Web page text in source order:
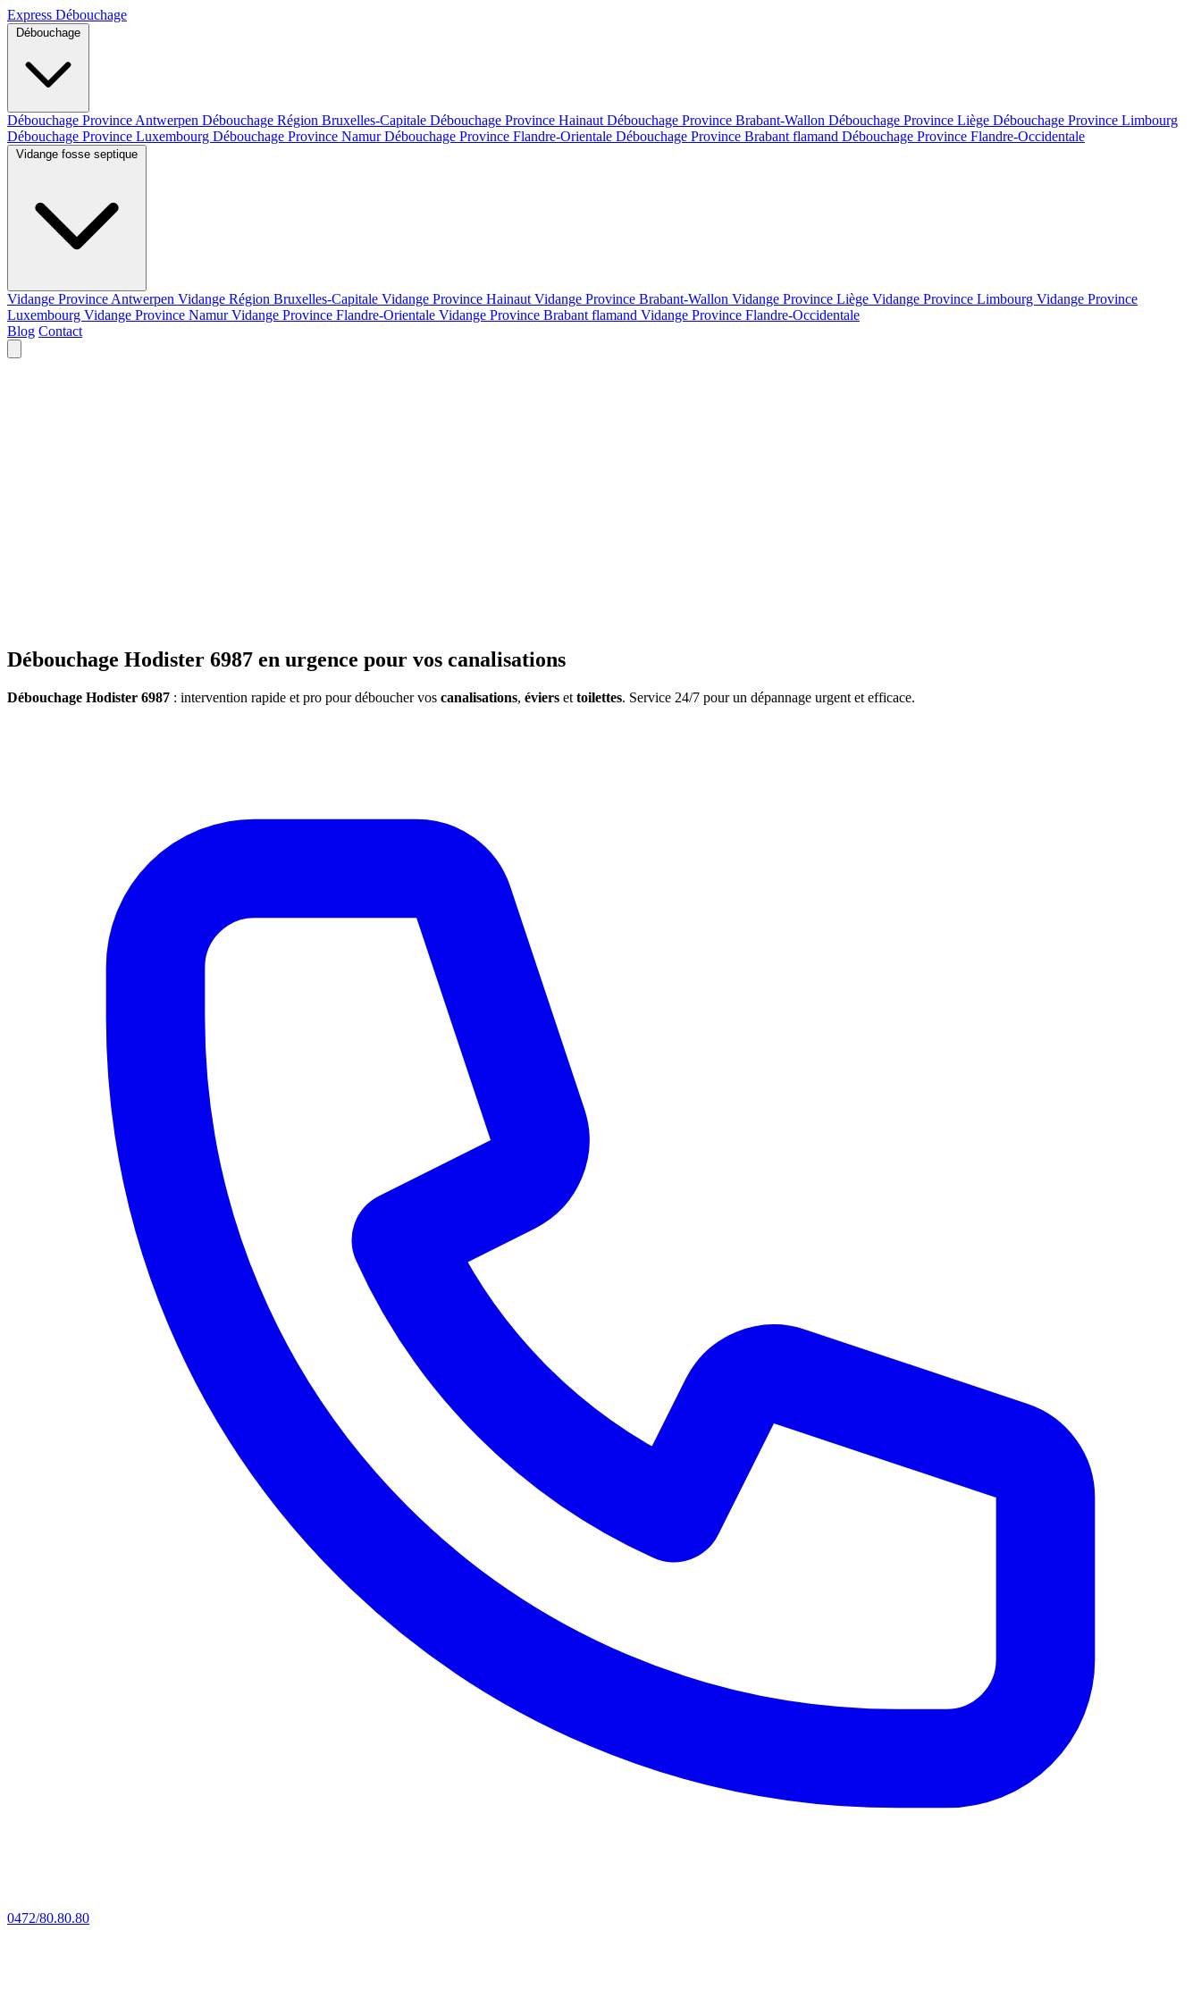
Express Débouchage
Débouchage Province Antwerpen Débouchage Région Bruxelles-Capitale Débouchage Province Hainaut Débouchage Province Brabant-Wallon Débouchage Province Liège Débouchage Province Limbourg
Débouchage Province Luxembourg Débouchage Province NamurDébouchage Province Flandre-Orientale Débouchage Province Brabant flamand Débouchage Province Flandre-Occidentale
Vidange Province Antwerpen Vidange Région Bruxelles-Capitale Vidange Province Hainaut Vidange Province Brabant-Wallon Vidange Province Liège Vidange Province Limbourg Vidange Province
Luxembourg Vidange Province NamurVidange Province Flandre-Orientale Vidange Province Brabant flamand Vidange Province Flandre-Occidentale
Blog Contact
Débouchage Hodister 6987 en urgence pour vos canalisations
Débouchage Hodister 6987 : intervention rapide et pro pour déboucher vos canalisations, éviers et toilettes. Service 24/7 pour un dépannage urgent et efficace.
0472/80.80.80